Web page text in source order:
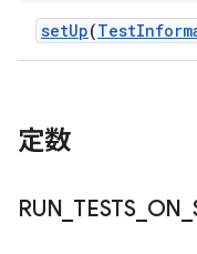
setUp(Test
定数
RUN TESTS_ ON